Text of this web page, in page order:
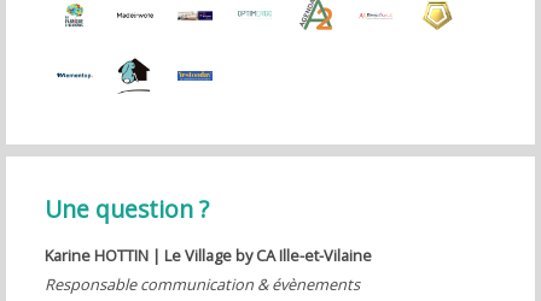
Une question ?
Karine HOTTIN | LeVillage by CA Ille-et-Vilaine
Responsable communication & évènements